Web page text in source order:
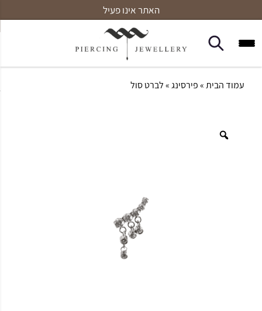
האתר אינו פעיל
עמוד הבית»פירסינג» לברט סול